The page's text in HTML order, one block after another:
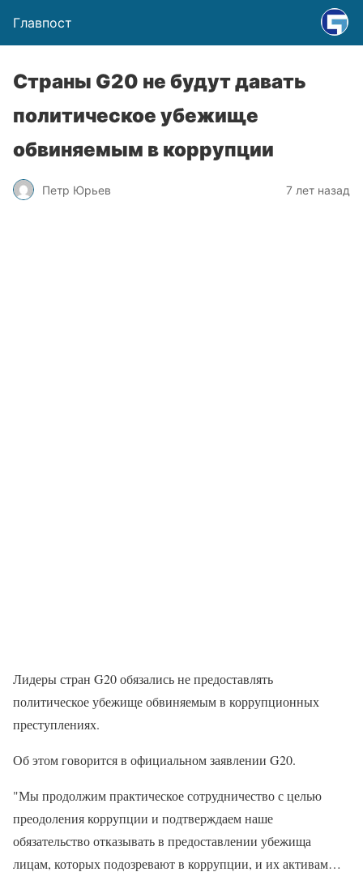
Главпост
Страны G20 не будут давать
политическое убежище
обвиняемым в коррупции
Петр Юрьев 7 лет назад
Лидеры стран G20 обязались не предоставлять
политическое убежище обвиняемым в коррупционных
преступлениях.
Об этом говорится в официальном заявлении G20.
"Мы продолжим практическое сотрудничество с целью
преодоления коррупции и подтверждаем наше
обязательство отказывать в предоставлении убежища
лицам, которых подозревают в коррупции, и их активам…